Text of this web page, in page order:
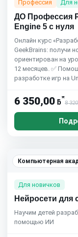
Профессия Для
ДО Профессия
Engine 5 с нуля
Онлайн курс
GeekBrains: получи
ориентирован на
12 месяцев. ✅
разработке игр на
6 350,00 ƃ*
8
Компьютерная
Для новичков
Нейросети для
Научим детей
помощью ИИ